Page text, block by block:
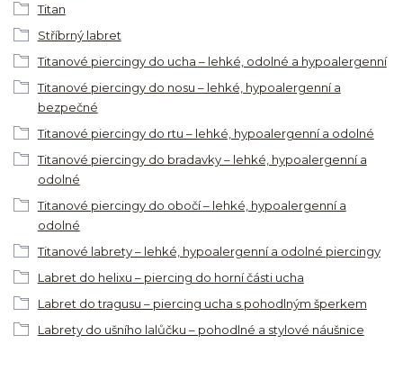
Titan
Stříbrný labret
Titanové piercingy do ucha – lehké, odolné a hypoalergenní
Titanové piercingy do nosu – lehké, hypoalergenní a
bezpečné
Titanové piercingy do rtu – lehké, hypoalergenní a odolné
Titanové piercingy do bradavky – lehké, hypoalergenní a
odolné
Titanové piercingy do obočí – lehké, hypoalergenní a
odolné
Titanové labrety – lehké, hypoalergenní a odolné piercingy
Labret do helixu – piercing do horní části ucha
Labret do tragusu – piercing ucha s pohodlným šperkem
Labrety do ušního lalůčku – pohodlné a stylové náušnice